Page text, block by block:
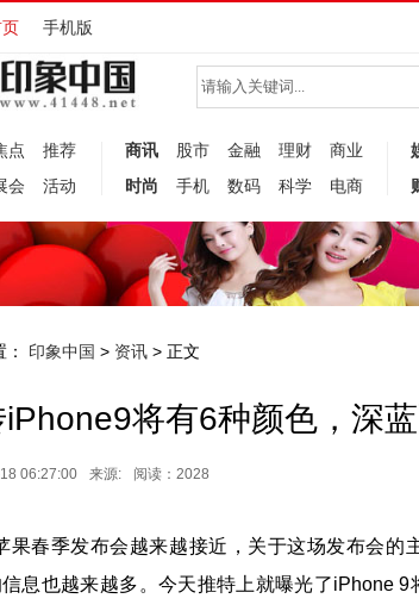
手机版
点
推荐
会 活动
商讯 股市 金融 理财
商业
时尚
手机 数码 科学 电商
印象中国 > 资讯 > 正文
将有6种颜色，深
06:27:00 来源: 阅读：2028
果春季发布会越来越接近，关于这场发布会的
息也越来越多。今天推特上就曝光了iPhone 9